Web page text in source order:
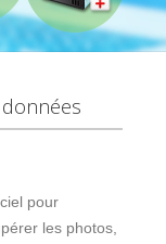
pour
les photos,